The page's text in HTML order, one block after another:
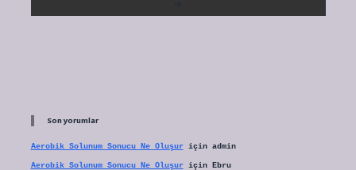
Son yorumlar
Aerobik Solunum Sonucu Ne Oluşuriçin admin
Aerobik Solunum Sonucu Ne Oluşuriçin Ebru